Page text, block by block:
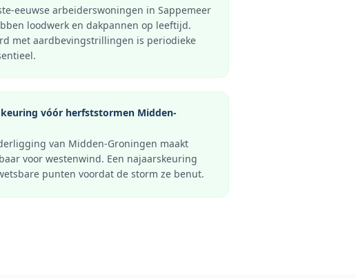
eeuwse arbeiderswoningen in Sappemeer
loodwerk en dakpannen op leeftijd.
met aardbevingstrillingen is periodieke
vóór herfststormen Midden-
van Midden-Groningen maakt
voor westenwind. Een najaarskeuring
punten voordat de storm ze benut.